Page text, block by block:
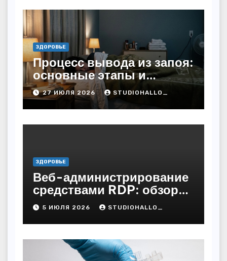
ЗДОРОВЬЕ
Процесс вывода из запоя:
основные этапы и
методы
27 ИЮЛЯ 2026 STUDIOHALLO_
ЗДОРОВЬЕ
Веб-администрирование
средствами RDP: обзор
технических решений
5 ИЮЛЯ 2026 STUDIOHALLO_